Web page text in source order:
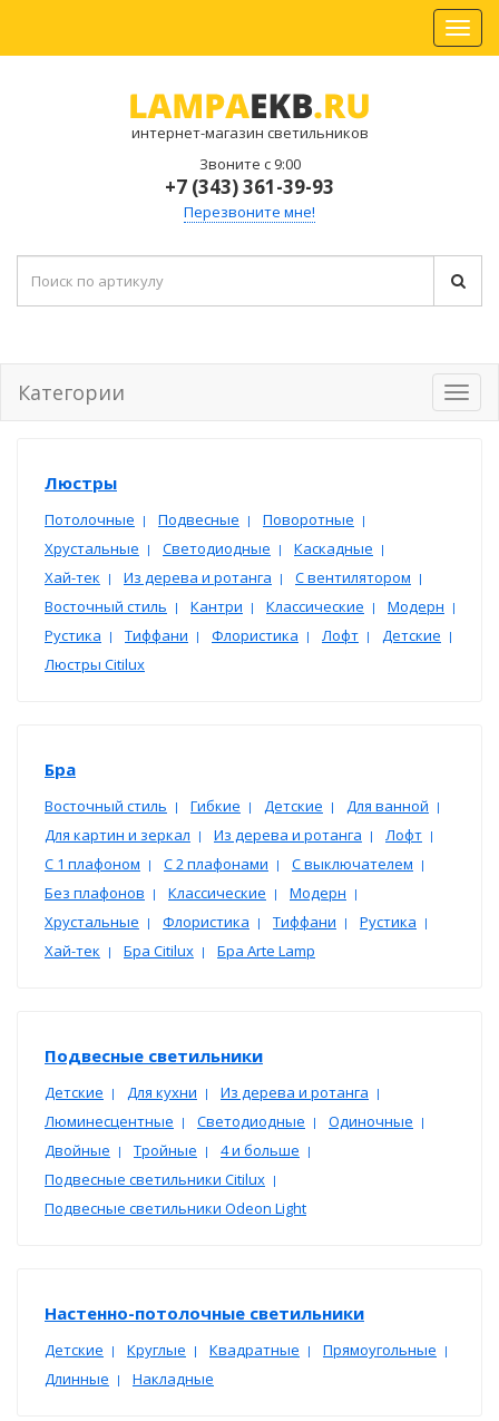
интернет-магазин светильников
Звоните с 9:00
+7 (343) 361-39-93
Перезвоните мне!
Категории
Люстры
Потолочные | Подвесные | Поворотные |
Хрустальные | Светодиодные | Каскадные |
Хай-тек | Из дерева и ротанга | С вентилятором |
Восточный стиль | Кантри | Классические | Модерн |
Рустика | Тиффани | Флористика | Лофт | Детские |
Люстры Citilux
Бра
Восточный стиль | Гибкие | Детские | Для ванной |
Для картин и зеркал | Из дерева и ротанга | Лофт |
С 1 плафоном | С 2 плафонами | С выключателем |
Без плафонов | Классические | Модерн |
Хрустальные | Флористика | Тиффани | Рустика |
Хай-тек | Бра Citilux | Бра Arte Lamp
Подвесные светильники
Детские | Для кухни | Из дерева и ротанга |
Люминесцентные | Светодиодные | Одиночные |
Двойные | Тройные | 4 и больше |
Подвесные светильники Citilux |
Подвесные светильники Odeon Light
Настенно-потолочные светильники
Детские | Круглые | Квадратные | Прямоугольные |
Длинные | Накладные